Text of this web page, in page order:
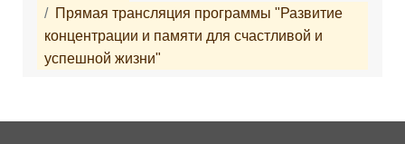
Прямая трансляция программы "Развитие
концентрации и памяти для счастливой и
успешной жизни"